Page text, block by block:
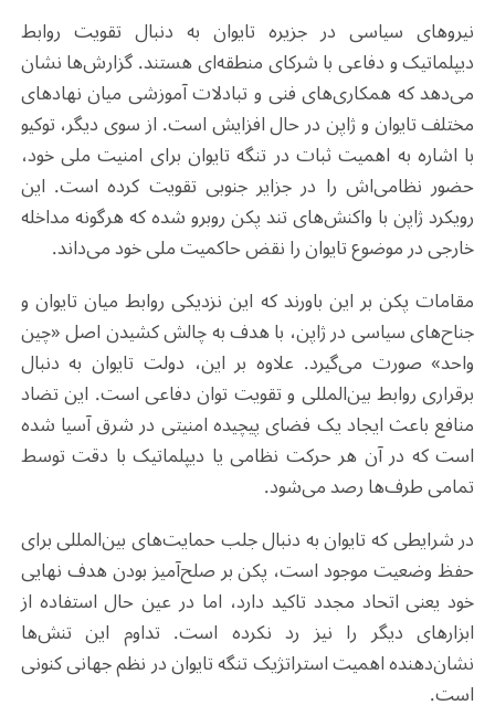
نیروهای سیاسی در جزیره تایوان به دنبال تقویت روابط
دیپلماتیک و دفاعی با شرکای منطقه‌ای هستند. گزارش‌ها نشان
می‌دهد که همکاری‌های فنی و تبادلات آموزشی میان نهادهای
مختلف تایوان و ژاپن در حال افزایش است. از سوی دیگر، توکیو
با اشاره به اهمیت ثبات در تنگه تایوان برای امنیت ملی خود،
حضور نظامی‌اش را در جزایر جنوبی تقویت کرده است. این
رویکرد ژاپن با واکنش‌های تند پکن روبرو شده که هرگونه مداخله
خارجی در موضوع تایوان را نقض حاکمیت ملی خود می‌داند.
مقامات پکن بر این باورند که این نزدیکی روابط میان تایوان و
جناح‌های سیاسی در ژاپن، با هدف به چالش کشیدن اصل «چین
واحد» صورت می‌گیرد. علاوه بر این، دولت تایوان به دنبال
برقراری روابط بین‌المللی و تقویت توان دفاعی است. این تضاد
منافع باعث ایجاد یک فضای پیچیده امنیتی در شرق آسیا شده
است که در آن هر حرکت نظامی یا دیپلماتیک با دقت توسط
تمامی طرف‌ها رصد می‌شود.
در شرایطی که تایوان به دنبال جلب حمایت‌های بین‌المللی برای
حفظ وضعیت موجود است، پکن بر صلح‌آمیز بودن هدف نهایی
خود یعنی اتحاد مجدد تاکید دارد، اما در عین حال استفاده از
ابزارهای دیگر را نیز رد نکرده است. تداوم این تنش‌ها
نشان‌دهنده اهمیت استراتژیک تنگه تایوان در نظم جهانی کنونی
است.